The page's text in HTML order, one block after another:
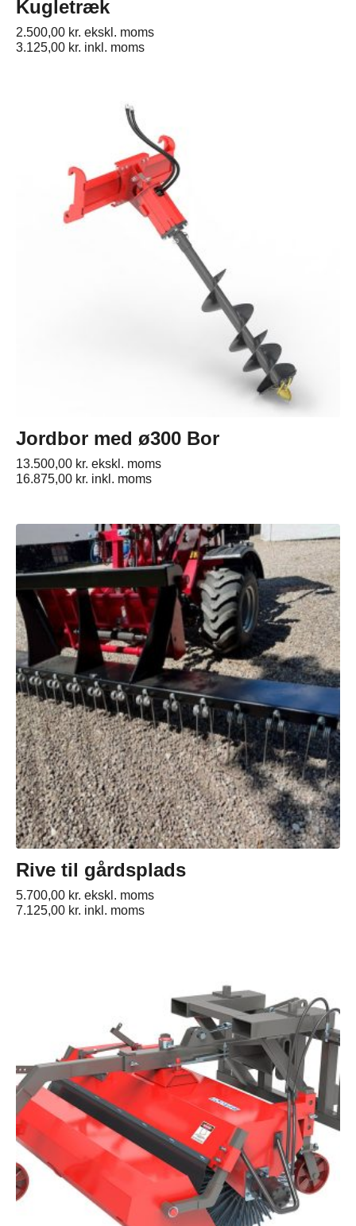
Kugletræk
2.500,00 kr. ekskl. moms
3.125,00 kr. inkl. moms
Jordbor med ø300 Bor
13.500,00 kr. ekskl. moms
16.875,00 kr. inkl. moms
Rive til gårdsplads
5.700,00 kr. ekskl. moms
7.125,00 kr. inkl. moms